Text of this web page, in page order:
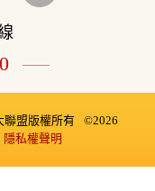
聯盟版權所有
©2026
隱私權聲明